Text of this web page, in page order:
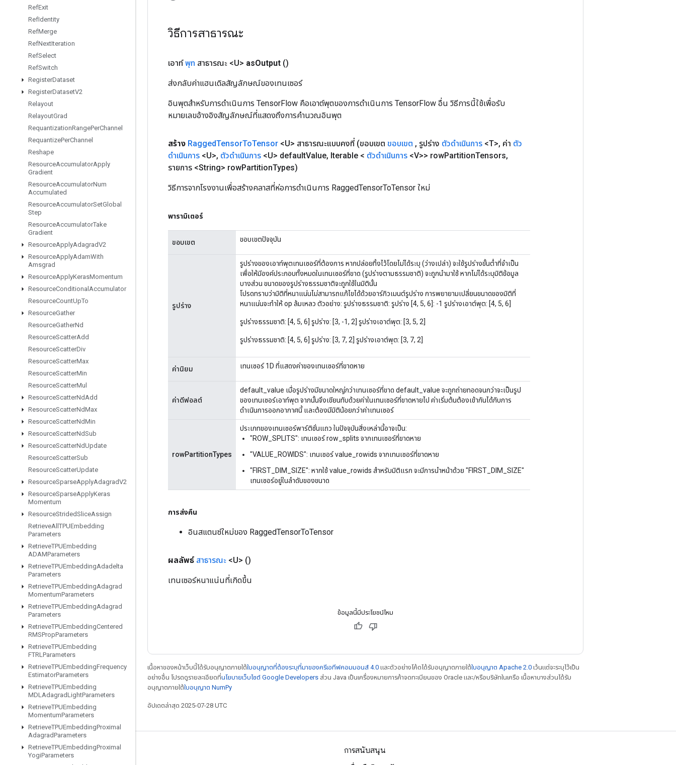
RefExit
RefIdentity
RefMerge
RefNextIteration
RefSelect
RefSwitch
RegisterDataset
RegisterDatasetV2
Relayout
RelayoutGrad
RequantizationRangePerChannel
RequantizePerChannel
Reshape
ResourceAccumulatorApply
Gradient
ResourceAccumulatorNum
Accumulated
ResourceAccumulatorSetGlobal
Step
ResourceAccumulatorTake
Gradient
ResourceApplyAdagradV2
ResourceApplyAdamWith
Amsgrad
ResourceApplyKerasMomentum
ResourceConditional Accumulator
ResourceCountUpTo
ResourceGather
ResourceGatherNd
ResourceScatterAdd
ResourceScatterDiv
ResourceScatterMax
ResourceScatterMin
ResourceScatterMul
ResourceScatterNdAdd
ResourceScatterNdMax
ResourceScatterNdMin
ResourceScatterNdSub
ResourceScatterNdUpdate
ResourceScatterSub
ResourceScatterUpdate
ResourceSparseApplyAdagradV2
ResourceSparseApplyKeras
Momentum
ResourceStridedSliceAssign
RetrieveAll TPUEmbedding
Parameters
RetrieveTPUEmbedding
ADAMParameters
RetrieveTPUEmbeddingAdadelta
Parameters
RetrieveTPUEmbeddingAdagrad
MomentumParameters
RetrieveTPUEmbeddingAdagrad
Parameters
RetrieveTPUEmbeddingCentered
RMSPropParameters
RetrieveTPUEmbedding
FTRLParameters
RetrieveTPUEmbeddingFrequency
EstimatorParameters
RetrieveTPUEmbedding
MDLAdagradLightParameters
RetrieveTPUEmbedding
MomentumParameters
RetrieveTPUEmbeddingProximal
AdagradParameters
RetrieveTPUEmbeddingProximal
YogiParameters
วิธีการสาธารณะ
เอาท์พุท สาธารณะ <U> asOutput ()
ส่งกลับค่าแฮนเดิลสัญลักษณ์ของเทนเซอร์
อินพุตสำหรับการดำเนินการ TensorFlow คือเอาต์พุตของการดำเนินการ TensorFlow อื่น วิธีการนี้ใช้เพื่อรับ
หมายเลขอ้างอิงสัญลักษณ์ที่แสดงถึงการคำนวณอินพุต
สร้าง RaggedTensorToTensor <U> สาธารณะแบบคงที่ (ขอบเขต ขอบเขต , รูปร่าง ตัวดำเนินการ <T>, ค่า ตัว
ดำเนินการ <U>, ตัวดำเนินการ <U> defaultValue, Iterable < ตัวดำเนินการ <V>> rowPartitionTensors,
รายการ <String> rowPartitionTypes)
วิธีการจากโรงงานเพื่อสร้างคลาสที่ห่อการดำเนินการ RaggedTensorToTensor ใหม่
พารามิเตอร์
ขอบเขต ขอบเขตปัจจุบัน
รูปร่าง
รูปร่างของเอาท์พุตเทนเซอร์ที่ต้องการ หากปล่อยทิ้งไว้โดยไม่ได้ระบุ (ว่างเปล่า) จะใช้รูปร่างขั้นต่ำที่จำเป็น
เพื่อให้มีองค์ประกอบทั้งหมดในเทนเซอร์ที่ขาด (รูปร่างตามธรรมชาติ) จะถูกนำมาใช้ หากไม่ได้ระบุมิติข้อมูล
บางส่วน ขนาดของรูปร่างธรรมชาติจะถูกใช้ในมิตินั้น
โปรดทราบว่ามิติที่หนาแน่นไม่สามารถแก้ไขได้ด้วยอาร์กิวเมนต์รูปร่าง การพยายามเปลี่ยนขนาดของมิติที่
หนาแน่นจะทำให้ op ล้มเหลว ตัวอย่าง: รูปร่างธรรมชาติ: รูปร่าง [4, 5, 6]: -1 รูปร่างเอาต์พุต: [4, 5, 6]
รูปร่างธรรมชาติ: [4, 5, 6] รูปร่าง: [3, -1, 2] รูปร่างเอาต์พุต: [3, 5, 2]
รูปร่างธรรมชาติ: [4, 5, 6] รูปร่าง: [3, 7, 2] รูปร่างเอาต์พุต: [3, 7, 2]
ค่านิยม เทนเซอร์ 1D ที่แสดงค่าของเทนเซอร์ที่ขาดหาย
ค่าดีฟอลต์
default_value เมื่อรูปร่างมีขนาดใหญ่กว่าเทนเซอร์ที่ขาด default_value จะถูกถ่ายทอดจนกว่าจะเป็นรูป
ของเทนเซอร์เอาท์พุต จากนั้นจึงเขียนทับด้วยค่าในเทนเซอร์ที่ขาดหายไป ค่าเริ่มต้นต้องเข้ากันได้กับการ
ดำเนินการออกอากาศนี้ และต้องมีมิติน้อยกว่าค่าเทนเซอร์
rowPartitionTypes
ประเภทของเทนเซอร์พาร์ติชั่นแถว ในปัจจุบันสิ่งเหล่านี้อาจเป็น:
"ROW_SPLITS": เทนเซอร์ row_splits จากเทนเซอร์ที่ขาดหาย
"VALUE_ROWIDS": เทนเซอร์ value_rowids จากเทนเซอร์ที่ขาดหาย
"FIRST_DIM_SIZE": หากใช้ value_rowids สำหรับมิติแรก จะมีการนำหน้าด้วย "FIRST_DIM_SIZE"
เทนเซอร์อยู่ในลำดับของขนาด
การส่งคืน
อินสแตนซ์ใหม่ของ RaggedTensorToTensor
ผลลัพธ์ สาธารณะ <U> ()
เทนเซอร์หนาแน่นที่เกิดขึ้น
ข้อมูลนี้มีประโยชน์ไหม
เนื้อหาของหน้าเว็บนี้ได้รับอนุญาตภายใต้ใบอนุญาตที่ต้องระบุที่มาของครีเอทีฟคอมมอนส์ 4.0 และตัวอย่างโค้ดได้รับอนุญาตภายใต้ใบอนุญาต Apache 2.0 เว้นแต่จะระบุไว้เป็น
อย่างอื่น โปรดดูรายละเอียดที่นโยบายเว็บไซต์ Google Developers ส่วน Java เป็นเครื่องหมายการค้าจดทะเบียนของ Oracle และ/หรือบริษัทในเครือ เนื้อหาบางส่วนได้รับ
อนุญาตภายใต้ใบอนุญาต NumPy
อัปเดตล่าสุด 2025-07-28 UTC
เชื่อมต่อเสมอ การสนับสนุน